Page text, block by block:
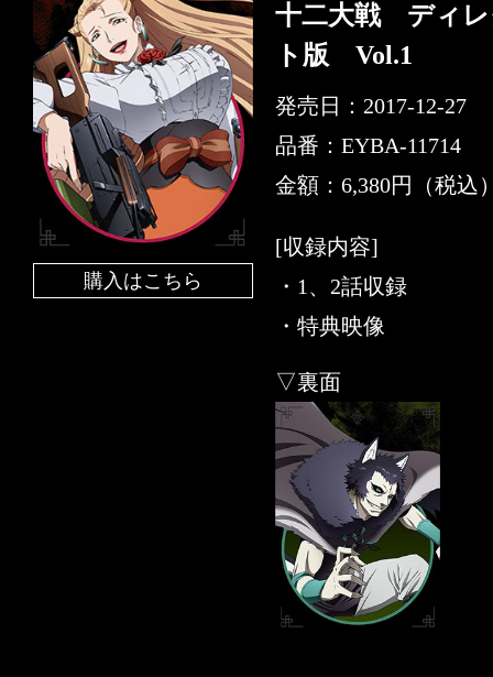
購入はこちら
十二大戦 ディレ
ト版 Vol.1
発売日：2017-12-27
品番：EYBA-11714
金額：6,380円（税込
[収録内容]
・1、2話収録
・特典映像
▽裏面